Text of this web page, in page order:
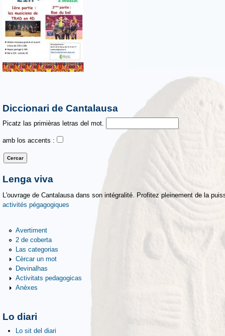
Diccionari de Cantalausa
Picatz las primièras letras del mot.
amb los accents :
Lenga viva
L'ouvrage de Cantalausa dans son intégralité. Profitez pleinement de la
activités pégagogiques
Avertiment
2 de coberta
Las categorias
Cèrcar un mot
Devinalhas
Activitats pedagogicas
Anèxes
Lo diari
Lo sit del diari